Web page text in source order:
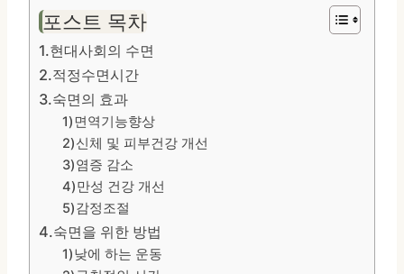
포스트 목차
1.현대사회의 수면
2.적정수면시간
3.숙면의 효과
1)면역기능향상
2)신체 및 피부건강 개선
3)염증 감소
4)만성 건강 개선
5)감정조절
4.숙면을 위한 방법
1)낮에 하는 운동